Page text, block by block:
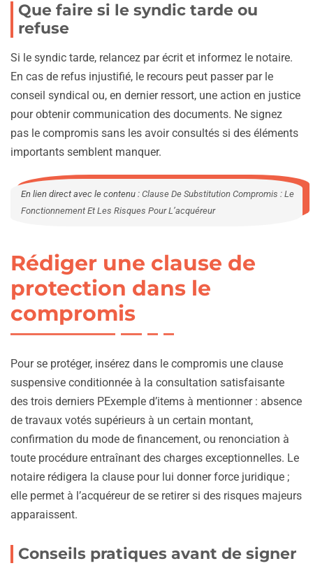
Que faire si le syndic tarde ou
refuse
Si le syndic tarde, relancez par écrit et informez le notaire.
En cas de refus injustifié, le recours peut passer par le
conseil syndical ou, en dernier ressort, une action en justice
pour obtenir communication des documents. Ne signez
pas le compromis sans les avoir consultés si des éléments
importants semblent manquer.
En lien direct avec le contenu : Clause De Substitution Compromis : Le
Fonctionnement Et Les Risques Pour L’acquéreur
Rédiger une clause de
protection dans le
compromis
Pour se protéger, insérez dans le compromis une clause
suspensive conditionnée à la consultation satisfaisante
des trois derniers PExemple d’items à mentionner : absence
de travaux votés supérieurs à un certain montant,
confirmation du mode de financement, ou renonciation à
toute procédure entraînant des charges exceptionnelles. Le
notaire rédigera la clause pour lui donner force juridique ;
elle permet à l’acquéreur de se retirer si des risques majeurs
apparaissent.
Conseils pratiques avant de signer